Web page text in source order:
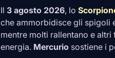
Il 3 agosto 2026, lo
che ammorbidisce gli spigoli
mentre molti rallentano e
energia. Mercurio sostiene i